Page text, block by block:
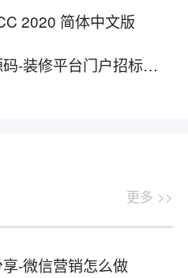
2020 简体中文版
装修平台门户招标源码
更多 >>
-微信营销怎么做